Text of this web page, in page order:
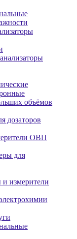
объёмов
дозаторов
ОВП
для
измерители